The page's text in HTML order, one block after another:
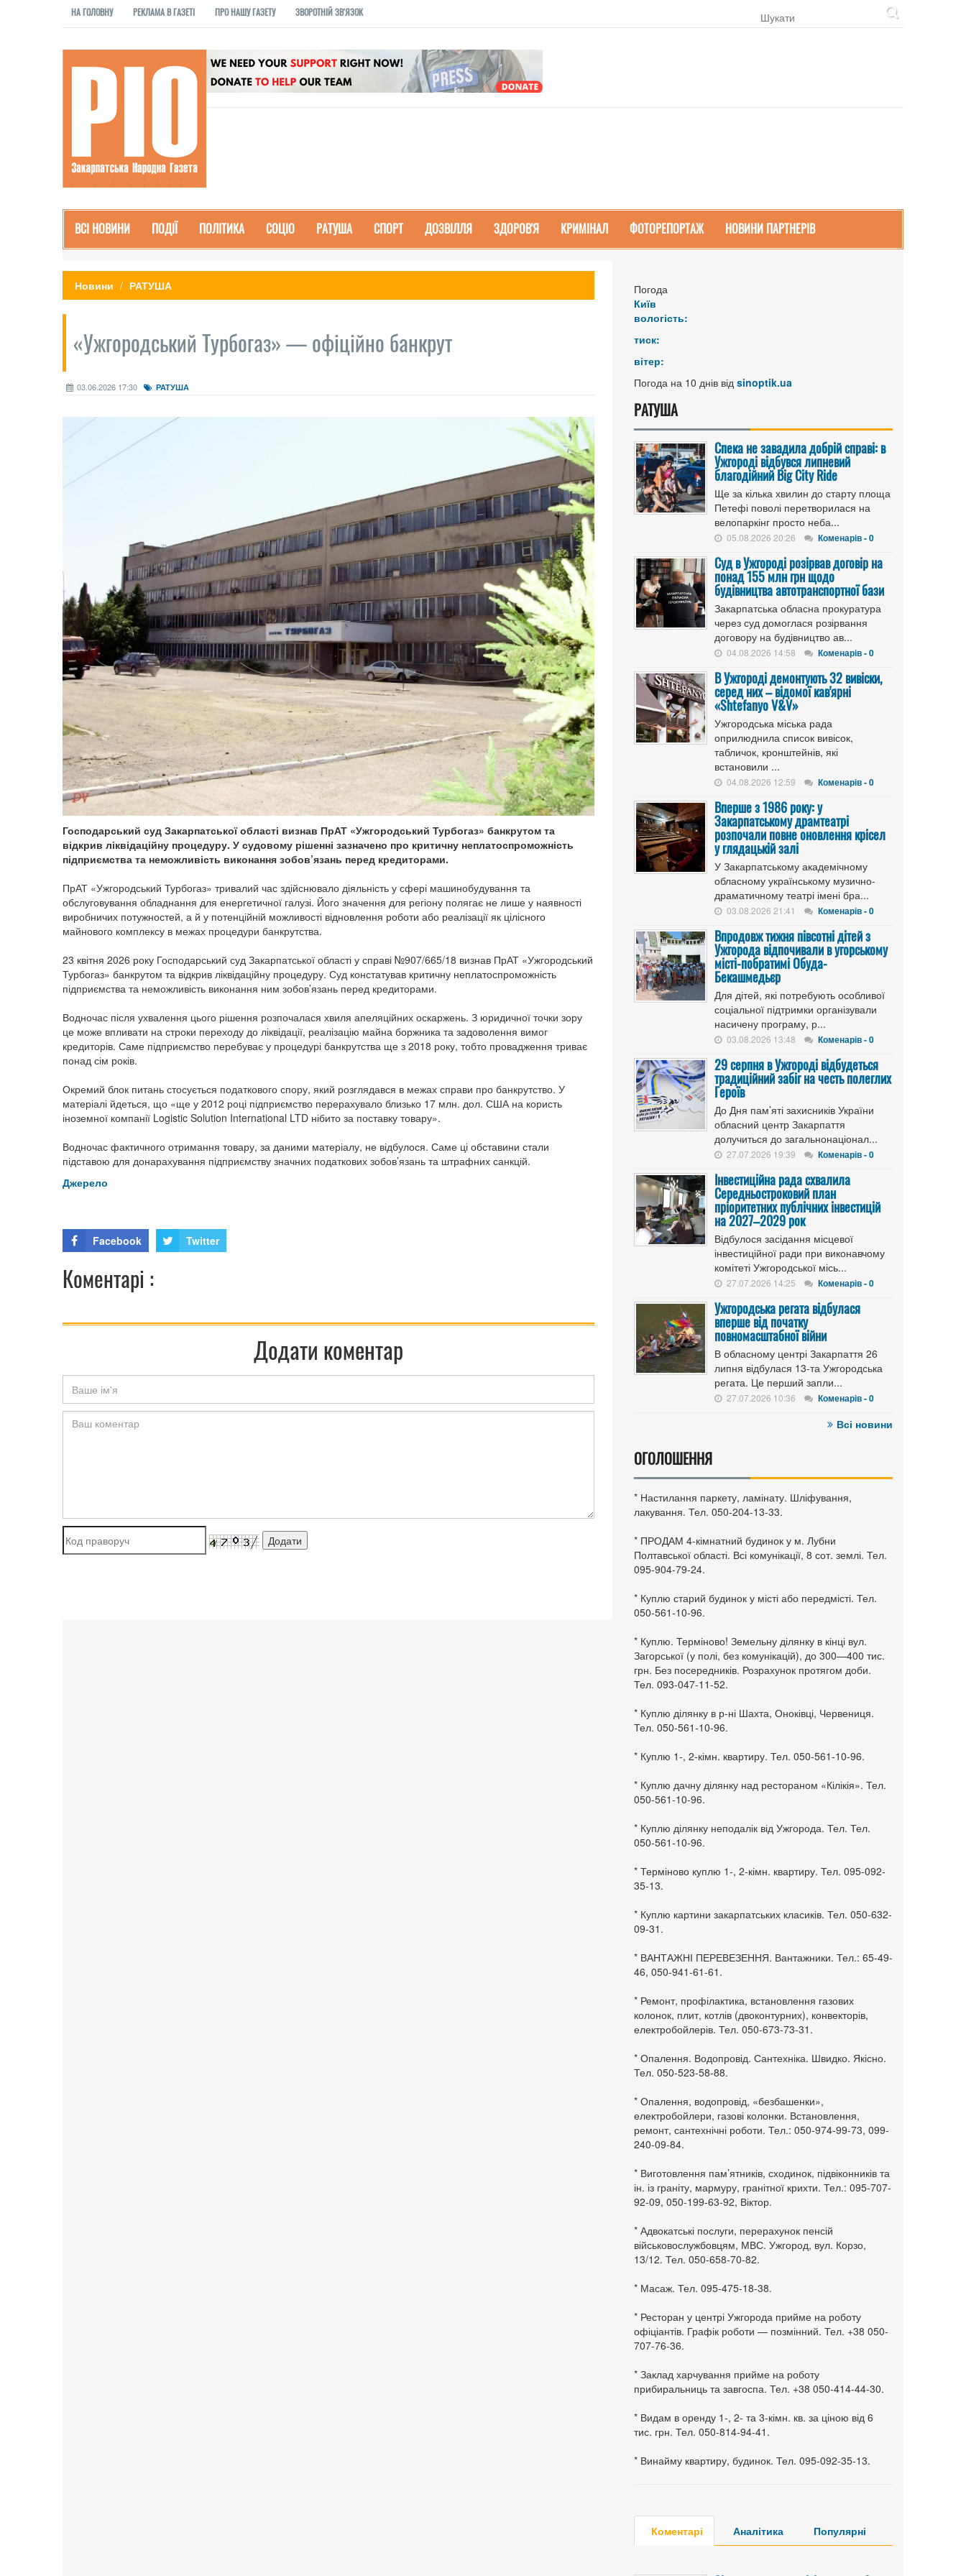
НА ГОЛОВНУ РЕКЛАМА В ГАЗЕТІ ПРО НАШУ ГАЗЕТУ ЗВОРОТНІЙ ЗВ'ЯЗОК
ВСІ НОВИНИ ПОДІЇ ПОЛІТИКА СОЦІО РАТУША СПОРТ ДОЗВІЛЛЯ ЗДОРОВ'Я КРИМІНАЛ ФОТОРЕПОРТАЖ НОВИНИ ПАРТНЕРІВ
Новини РАТУША
«Ужгородський Турбогаз» — офіційно банкрут
03.06.2026 17:30 РАТУША
Господарський суд Закарпатської області визнав ПрАТ «Ужгородський Турбогаз» банкрутом та
відкрив ліквідаційну процедуру. У судовому рішенні зазначено про критичну неплатоспроможність
підприємства та неможливість виконання зобов’язань перед кредиторами.
ПрАТ «Ужгородський Турбогаз» тривалий час здійснювало діяльність у сфері машинобудування та
обслуговування обладнання для енергетичної галузі. Його значення для регіону полягає не лише у наявності
виробничих потужностей, а й у потенційній можливості відновлення роботи або реалізації як цілісного
майнового комплексу в межах процедури банкрутства.
23 квітня 2026 року Господарський суд Закарпатської області у справі №907/665/18 визнав ПрАТ «Ужгородський
Турбогаз» банкрутом та відкрив ліквідаційну процедуру. Суд констатував критичну неплатоспроможність
підприємства та неможливість виконання ним зобов’язань перед кредиторами.
Водночас після ухвалення цього рішення розпочалася хвиля апеляційних оскаржень. З юридичної точки зору
це може впливати на строки переходу до ліквідації, реалізацію майна боржника та задоволення вимог
кредиторів. Саме підприємство перебуває у процедурі банкрутства ще з 2018 року, тобто провадження триває
понад сім років.
Окремий блок питань стосується податкового спору, який розглядався в межах справи про банкрутство. У
матеріалі йдеться, що «ще у 2012 році підприємство перерахувало близько 17 млн. дол. США на користь
іноземної компанії Logistic Solution International LTD нібито за поставку товару».
Водночас фактичного отримання товару, за даними матеріалу, не відбулося. Саме ці обставини стали
підставою для донарахування підприємству значних податкових зобов’язань та штрафних санкцій.
Джерело
Facebook Twitter
Коментарі :
Додати коментар
Погода
Київ
вологість:
тиск:
вітер:
Погода на 10 днів від sinoptik.ua
РАТУША
Спека не завадила добрій справі: в
Ужгороді відбувся липневий
благодійний Big City Ride
Ще за кілька хвилин до старту площа
Петефі поволі перетворилася на
велопаркінг просто неба...
05.08.2026 20:26 Коменарів - 0
Cуд в Ужгороді розірвав договір на
понад 155 млн грн щодо
будівництва автотранспортної бази
Закарпатська обласна прокуратура
через суд домоглася розірвання
договору на будівництво ав...
04.08.2026 14:58 Коменарів - 0
В Ужгороді демонтують 32 вивіски,
серед них – відомої кав'ярні
«Shtefanyo V&V»
Ужгородська міська рада
оприлюднила список вивісок,
табличок, кронштейнів, які
встановили ...
04.08.2026 12:59 Коменарів - 0
Вперше з 1986 року: у
Закарпатському драмтеатрі
розпочали повне оновлення крісел
у глядацькій залі
У Закарпатському академічному
обласному українському музично-
драматичному театрі імені бра...
03.08.2026 21:41 Коменарів - 0
Впродовж тижня півсотні дітей з
Ужгорода відпочивали в угорському
місті-побратимі Обуда-
Бекашмедьєр
Для дітей, які потребують особливої
соціальної підтримки організували
насичену програму, р...
03.08.2026 13:48 Коменарів - 0
29 серпня в Ужгороді відбудеться
традиційний забіг на честь полеглих
Героїв
До Дня пам’яті захисників України
обласний центр Закарпаття
долучиться до загальнонаціонал...
27.07.2026 19:39 Коменарів - 0
Інвестиційна рада схвалила
Середньостроковий план
пріоритетних публічних інвестицій
на 2027–2029 рок
Відбулося засідання місцевої
інвестиційної ради при виконавчому
комітеті Ужгородської місь...
27.07.2026 14:25 Коменарів - 0
Ужгородська регата відбулася
вперше від початку
повномасштабної війни
В обласному центрі Закарпаття 26
липня відбулася 13-та Ужгородська
регата. Це перший запли...
27.07.2026 10:36 Коменарів - 0
Всі новини
ОГОЛОШЕННЯ
* Настилання паркету, ламінату. Шліфування,
лакування. Тел. 050-204-13-33.
* ПРОДАМ 4-кімнатний будинок у м. Лубни
Полтавської області. Всі комунікації, 8 сот. землі. Тел.
095-904-79-24.
* Куплю старий будинок у місті або передмісті. Тел.
050-561-10-96.
* Куплю. Терміново! Земельну ділянку в кінці вул.
Загорської (у полі, без комунікацій), до 300—400 тис.
грн. Без посередників. Розрахунок протягом доби.
Тел. 093-047-11-52.
* Куплю ділянку в р-ні Шахта, Оноківці, Червениця.
Тел. 050-561-10-96.
* Куплю 1-, 2-кімн. квартиру. Тел. 050-561-10-96.
* Куплю дачну ділянку над рестораном «Кілікія». Тел.
050-561-10-96.
* Куплю ділянку неподалік від Ужгорода. Тел. Тел.
050-561-10-96.
* Терміново куплю 1-, 2-кімн. квартиру. Тел. 095-092-
35-13.
* Куплю картини закарпатських класиків. Тел. 050-632-
09-31.
* ВАНТАЖНІ ПЕРЕВЕЗЕННЯ. Вантажники. Тел.: 65-49-
46, 050-941-61-61.
* Ремонт, профілактика, встановлення газових
колонок, плит, котлів (двоконтурних), конвекторів,
електробойлерів. Тел. 050-673-73-31.
* Опалення. Водопровід. Сантехніка. Швидко. Якісно.
Тел. 050-523-58-88.
* Опалення, водопровід, «безбашенки»,
електробойлери, газові колонки. Встановлення,
ремонт, сантехнічні роботи. Тел.: 050-974-99-73, 099-
240-09-84.
* Виготовлення пам’ятників, сходинок, підвіконників та
ін. із граніту, мармуру, гранітної крихти. Тел.: 095-707-
92-09, 050-199-63-92, Віктор.
* Адвокатські послуги, перерахунок пенсій
військовослужбовцям, МВС. Ужгород, вул. Корзо,
13/12. Тел. 050-658-70-82.
* Масаж. Тел. 095-475-18-38.
* Ресторан у центрі Ужгорода прийме на роботу
офіціантів. Графік роботи — позмінний. Тел. +38 050-
707-76-36.
* Заклад харчування прийме на роботу
прибиральниць та завгоспа. Тел. +38 050-414-44-30.
* Видам в оренду 1-, 2- та 3-кімн. кв. за ціною від 6
тис. грн. Тел. 050-814-94-41.
* Винайму квартиру, будинок. Тел. 095-092-35-13.
Коментарі Аналітика Популярні